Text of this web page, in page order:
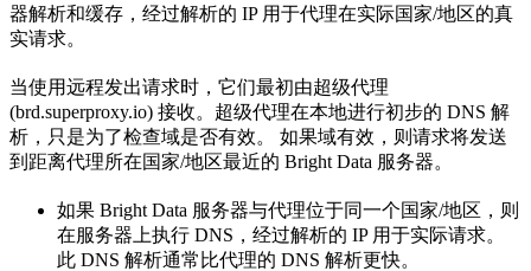
器解析和缓存，经过解析的 IP 用于代理在实际国家/地区的真
实请求。
当使用远程发出请求时，它们最初由超级代理
(brd.superproxy.io) 接收。超级代理在本地进行初步的 DNS 解
析，只是为了检查域是否有效。 如果域有效，则请求将发送
到距离代理所在国家/地区最近的 Bright Data 服务器。
如果 Bright Data 服务器与代理位于同一个国家/地区，则
在服务器上执行 DNS，经过解析的 IP 用于实际请求。
此 DNS 解析通常比代理的 DNS 解析更快。